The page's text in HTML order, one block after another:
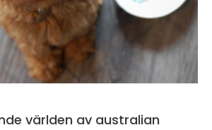
världen av australian